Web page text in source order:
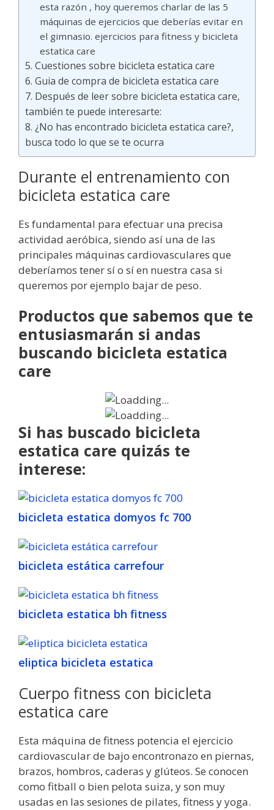
esta razón , hoy queremos charlar de las 5
máquinas de ejercicios que deberías evitar en
el gimnasio. ejercicios para fitness y bicicleta
estatica care
Cuestiones sobre bicicleta estatica care
Guia de compra de bicicleta estatica care
Después de leer sobre bicicleta estatica care,
también te puede interesarte:
¿No has encontrado bicicleta estatica care?,
busca todo lo que se te ocurra
Durante el entrenamiento con
bicicleta estatica care
Es fundamental para efectuar una precisa
actividad aeróbica, siendo así una de las
principales máquinas cardiovasculares que
deberíamos tener sí o sí en nuestra casa si
queremos por ejemplo bajar de peso.
Productos que sabemos que te
entusiasmarán si andas
buscando bicicleta estatica
care
Si has buscado bicicleta
estatica care quizás te
interese:
bicicleta estatica domyos fc 700
bicicleta estática carrefour
bicicleta estatica bh fitness
eliptica bicicleta estatica
Cuerpo fitness con bicicleta
estatica care
Esta máquina de fitness potencia el ejercicio
cardiovascular de bajo encontronazo en piernas,
brazos, hombros, caderas y glúteos. Se conocen
como fitball o bien pelota suiza, y son muy
usadas en las sesiones de pilates, fitness y yoga.